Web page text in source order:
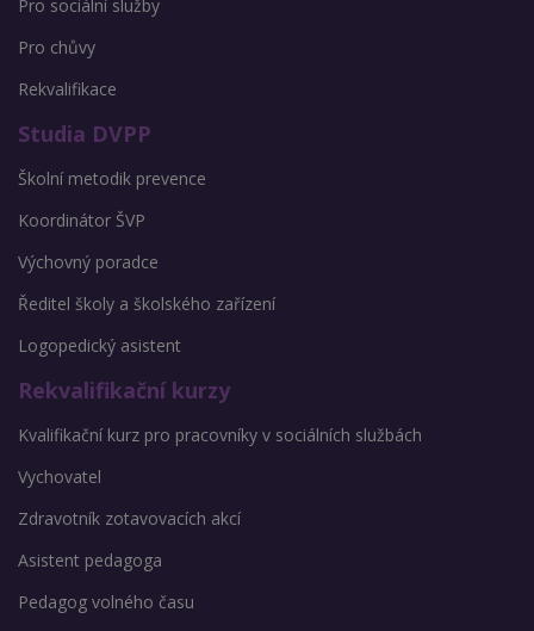
Pro sociální služby
Pro chůvy
Rekvalifikace
Studia DVPP
Školní metodik prevence
Koordinátor ŠVP
Výchovný poradce
Ředitel školy a školského zařízení
Logopedický asistent
Rekvalifikační kurzy
Kvalifikační kurz pro pracovníky v sociálních službách
Vychovatel
Zdravotník zotavovacích akcí
Asistent pedagoga
Pedagog volného času